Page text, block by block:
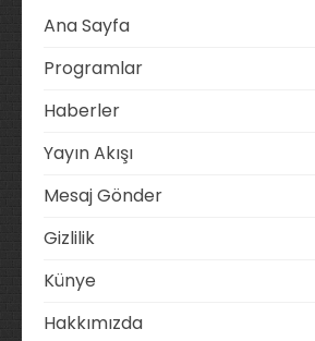
Ana Sayfa
Programlar
Haberler
Yayın Akışı
Mesaj Gönder
Gizlilik
Künye
Hakkımızda